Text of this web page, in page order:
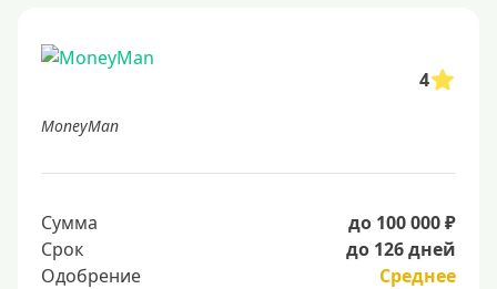
4
MoneyMan
Сумма
до 100 000 ₽
Срок
до 126 дней
Одобрение
Среднее